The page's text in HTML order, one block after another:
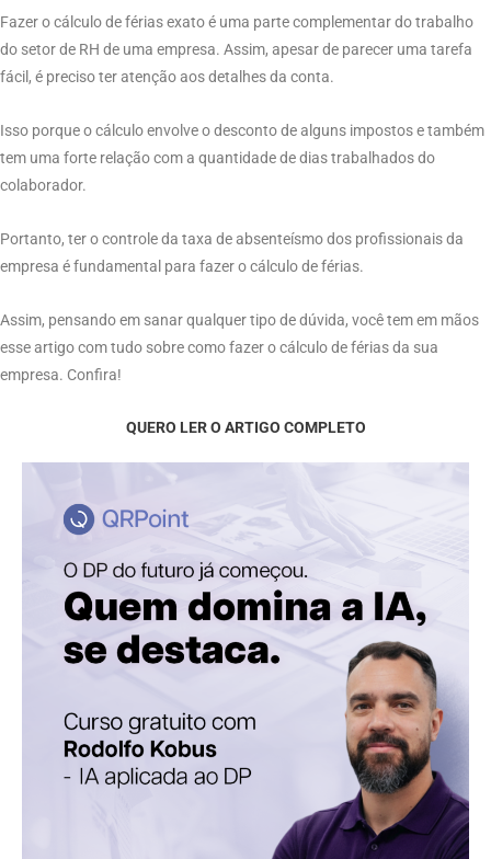
Fazer o cálculo de férias exato é uma parte complementar do trabalho
do setor de RH de uma empresa. Assim, apesar de parecer uma tarefa
fácil, é preciso ter atenção aos detalhes da conta.
Isso porque o cálculo envolve o desconto de alguns impostos e também
tem uma forte relação com a quantidade de dias trabalhados do
colaborador.
Portanto, ter o controle da taxa de absenteísmo dos profissionais da
empresa é fundamental para fazer o cálculo de férias.
Assim, pensando em sanar qualquer tipo de dúvida, você tem em mãos
esse artigo com tudo sobre como fazer o cálculo de férias da sua
empresa. Confira!
QUERO LER O ARTIGO COMPLETO